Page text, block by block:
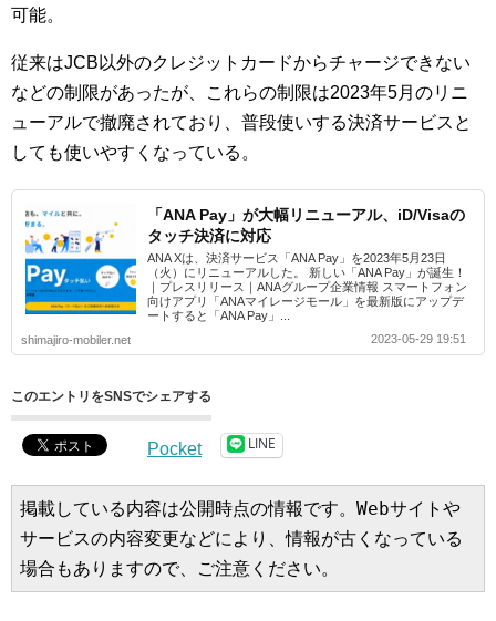
可能。
従来はJCB以外のクレジットカードからチャージできない
などの制限があったが、これらの制限は2023年5月のリニ
ューアルで撤廃されており、普段使いする決済サービスと
しても使いやすくなっている。
「ANA Pay」が大幅リニューアル、iD/Visaの
タッチ決済に対応
ANA Xは、決済サービス「ANA Pay」を2023年5月23日
（火）にリニューアルした。 新しい「ANA Pay」が誕生！
｜プレスリリース｜ANAグループ企業情報 スマートフォン
向けアプリ「ANAマイレージモール」を最新版にアップデ
ートすると「ANA Pay」...
shimajiro-mobiler.net
2023-05-29 19:51
このエントリをSNSでシェアする
Pocket LINE
掲載している内容は公開時点の情報です。Webサイトや
サービスの内容変更などにより、情報が古くなっている
場合もありますので、ご注意ください。